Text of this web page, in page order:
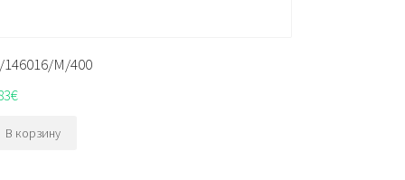
146016/M/400
€
В корзину